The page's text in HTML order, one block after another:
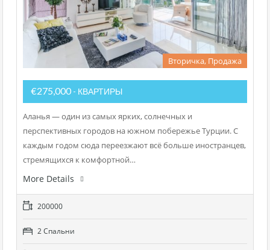
Вторичка, Продажа
€275,000 - КВАРТИРЫ
Аланья — один из самых ярких, солнечных и
перспективных городов на южном побережье Турции. С
каждым годом сюда переезжают всё больше иностранцев,
стремящихся к комфортной…
More Details
200000
2 Cпальни